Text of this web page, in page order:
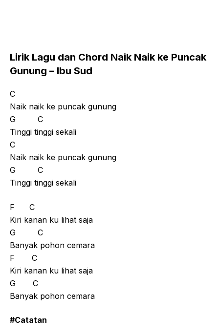
Lirik Lagu dan Chord Naik Naik ke Puncak
Gunung – Ibu Sud
C
Naik naik ke puncak gunung
G C
Tinggi tinggi sekali
C
Naik naik ke puncak gunung
G C
Tinggi tinggi sekali
F C
Kiri kanan ku lihat saja
G C
Banyak pohon cemara
F C
Kiri kanan ku lihat saja
G C
Banyak pohon cemara
#Catatan